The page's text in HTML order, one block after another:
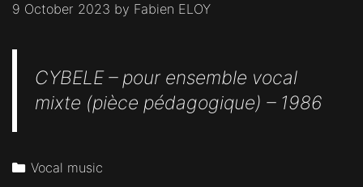
9 October 2023 by Fabien ELOY
CYBELE – pour ensemble vocal
mixte (pièce pédagogique) – 1986
Categories
Vocal music